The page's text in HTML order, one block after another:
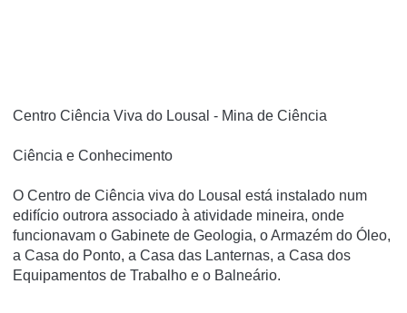
Centro Ciência Viva do Lousal - Mina de Ciência
Ciência e Conhecimento
O Centro de Ciência viva do Lousal está instalado num
edifício outrora associado à atividade mineira, onde
funcionavam o Gabinete de Geologia, o Armazém do Óleo,
a Casa do Ponto, a Casa das Lanternas, a Casa dos
Equipamentos de Trabalho e o Balneário.